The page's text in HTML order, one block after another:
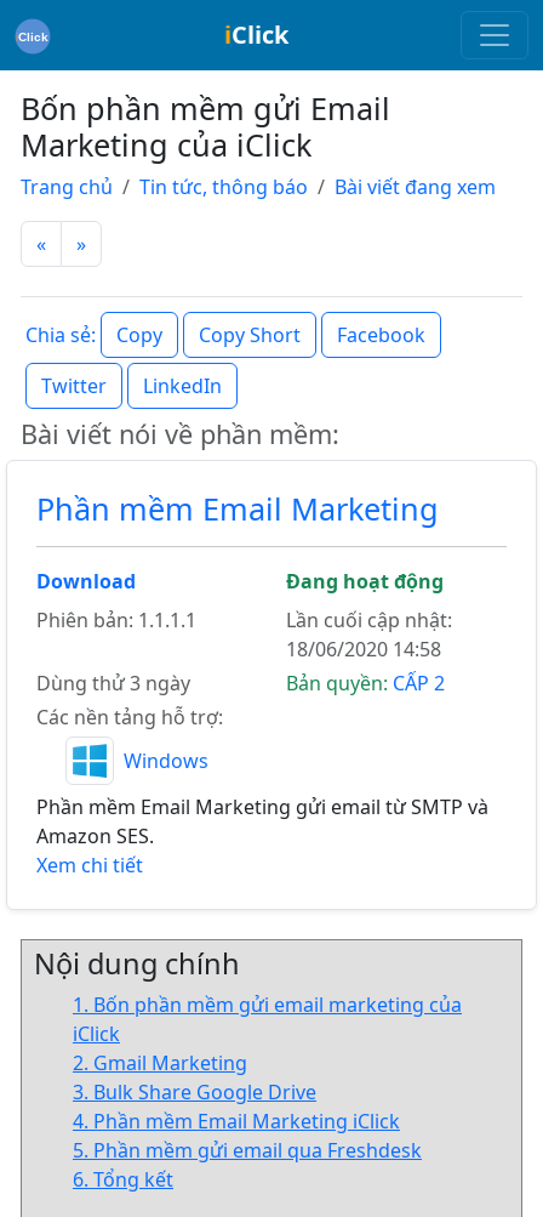
iClick
Bốn phần mềm gửi Email
Marketing của iClick
Trang chủ Tin tức, thông báo Bài viết đang xem
« »
Chia sẻ: Copy Copy Short
Facebook
Twitter
LinkedIn
Bài viết nói về phần mềm:
Phần mềm Email Marketing
Download
Đang hoạt động
Phiên bản: 1.1.1.1
Lần cuối cập nhật:
18/06/2020 14:58
Dùng thử 3 ngày
Bản quyền: CẤP 2
Các nền tảng hỗ trợ:
Windows
Phần mềm Email Marketing gửi email từ SMTP và
Amazon SES.
Xem chi tiết
Nội dung chính
1. Bốn phần mềm gửi email marketing của
iClick
2. Gmail Marketing
3. Bulk Share Google Drive
4. Phần mềm Email Marketing iClick
5. Phần mềm gửi email qua Freshdesk
6. Tổng kết